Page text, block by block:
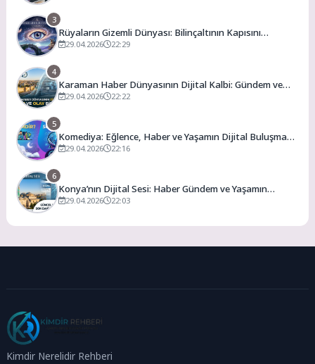
3
Rüyaların Gizemli Dünyası: Bilinçaltının Kapısını
Aralamak
29.04.2026 22:29
4
Karaman Haber Dünyasının Dijital Kalbi: Gündem ve
Olay
29.04.2026 22:22
5
Komediya: Eğlence, Haber ve Yaşamın Dijital Buluşma
Noktası
29.04.2026 22:16
6
Konya’nın Dijital Sesi: Haber Gündem ve Yaşamın
Merkezi
29.04.2026 22:03
Kimdir Nerelidir Rehberi